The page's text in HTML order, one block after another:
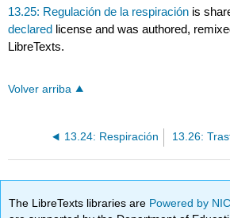
13.25: Regulación de la respiración is
declared license and was authored,
LibreTexts.
Volver arriba
13.24: Respiración
The LibreTexts libraries are Powered by